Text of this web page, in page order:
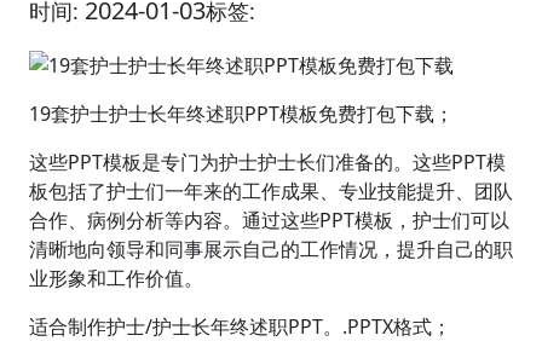
时间: 2024-01-03标签:
19套护士护士长年终述职PPT模板免费打包下载；
这些PPT模板是专门为护士护士长们准备的。这些PPT模
板包括了护士们一年来的工作成果、专业技能提升、团队
合作、病例分析等内容。通过这些PPT模板，护士们可以
清晰地向领导和同事展示自己的工作情况，提升自己的职
业形象和工作价值。
适合制作护士/护士长年终述职PPT。.PPTX格式；